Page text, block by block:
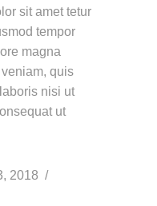
sit amet tetur
tempor
magna
quis
nisi ut
ut
2018